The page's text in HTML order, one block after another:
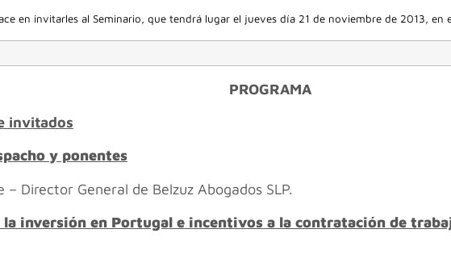
en invitarles al Seminario, que tendrá lugar el jueves día 21 de noviembre de 2013, en
PROGRAMA
invitados
y ponentes
Director General de Belzuz Abogados SLP.
inversión en Portugal e incentivos a la contratación de